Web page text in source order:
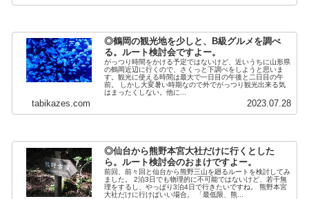
◎鶴岡の観光地を少しと、B級グルメを調べ
る。ルート検討会ですよー。
がっつり時間をかける予定ではないけど、近いうちに山形県
の鶴岡近辺に行くので、さくっと下調べをしようと思いま
す。観光に使える時間は最大で一日目の午後と二日目の午
前。 しかし大変暑い時期なので外でがっつり観光出来る気
はまったくしない。他に...
tabikazes.com 2023.07.28
◎仙台から熊野本宮大社だけに行くとした
ら。ルート検討会のおまけですよー。
前回、前々回と仙台から熊野三山を廻るルートを検討してみ
ました。 2泊3日でも物理的に不可能ではないけど、若干無
理をするし、やっぱり3泊4日で行きたいですね。 熊野本宮
大社だけに行けばいい場合。 「最低限、熊...